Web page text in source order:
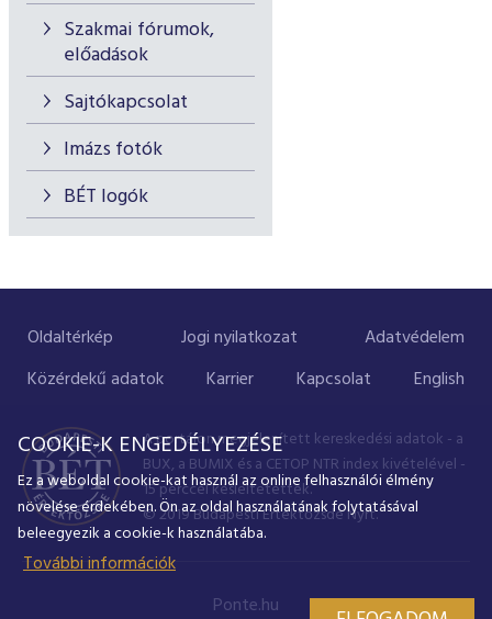
Szakmai fórumok,
előadások
Sajtókapcsolat
Imázs fotók
BÉT logók
Oldaltérkép Jogi nyilatkozat
Adatvédelem
Közérdekű adatok
Karrier Kapcsolat English
A portálon megjelenített kereskedési adatok - a
BUX, a BUMIX és a CETOP NTR index kivételével -
15 perccel késleltetettek.
© 2019 Budapesti Értéktőzsde Nyrt.
Ponte.hu
COOKIE-K ENGEDÉLYEZÉSE
Ez a weboldal cookie-kat használ az online felhasználói élmény
növelése érdekében. Ön az oldal használatának folytatásával
beleegyezik a cookie-k használatába.
További információk